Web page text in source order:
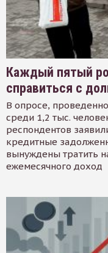
Каждый пятый
справиться с
В опросе,
среди 1,2 тыс.
респондентов
кредитные
вынуждены тратить
ежемесячного доход